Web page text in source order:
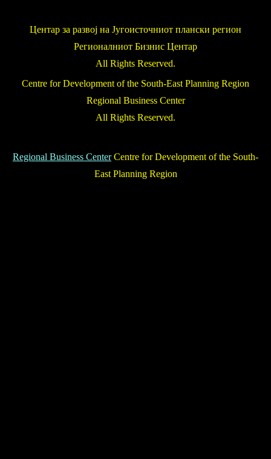
Центар за развој на Југоисточниот плански регион
Регионалниот Бизнис Центар
All Rights Reserved.
Centre for Development of the South-East Planning Region
Regional Business Center
All Rights Reserved.
Regional Business CenterCentre for Development of the South-
East Planning Region